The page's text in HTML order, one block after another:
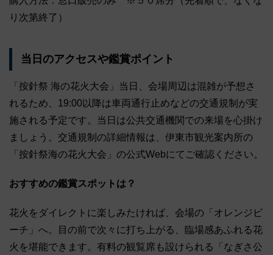
り次第終了）
当日のアクセスや鑑賞ポイント
「按針祭 海の花火大会」当日、会場周辺は混雑が予想さ
れるため、19:00以降は車両通行止めなどの交通規制が実
施される予定です。当日は公共交通機関での来場を心掛け
ましょう。交通規制の詳細情報は、伊東市観光案内所の
「按針祭海の花火大会」の公式Webにてご確認ください。
おすすめの鑑賞スポットは？
花火をダイレクトに楽しみたければ、会場の「オレンジビ
ーチ」へ。目の前で次々に打ち上がる、臨場感あふれる花
火を堪能できます。有料の観覧席も設けられる「なぎさ公